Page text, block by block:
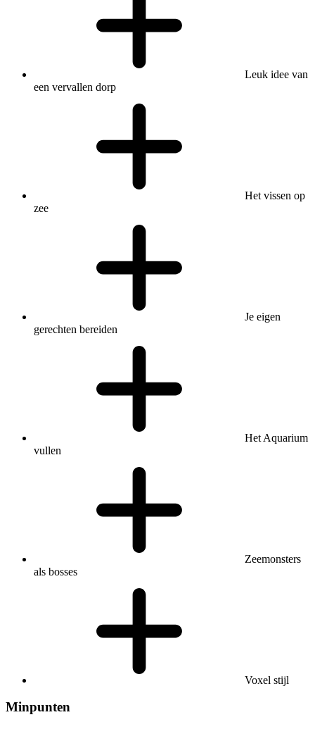
Leuk idee van
een vervallen dorp
Het vissen op
zee
Je eigen
gerechten bereiden
Het Aquarium
vullen
Zeemonsters
als bosses
Voxel stijl
Minpunten